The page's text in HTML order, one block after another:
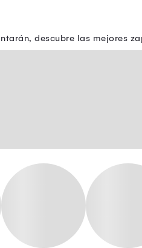
descubre las mejores